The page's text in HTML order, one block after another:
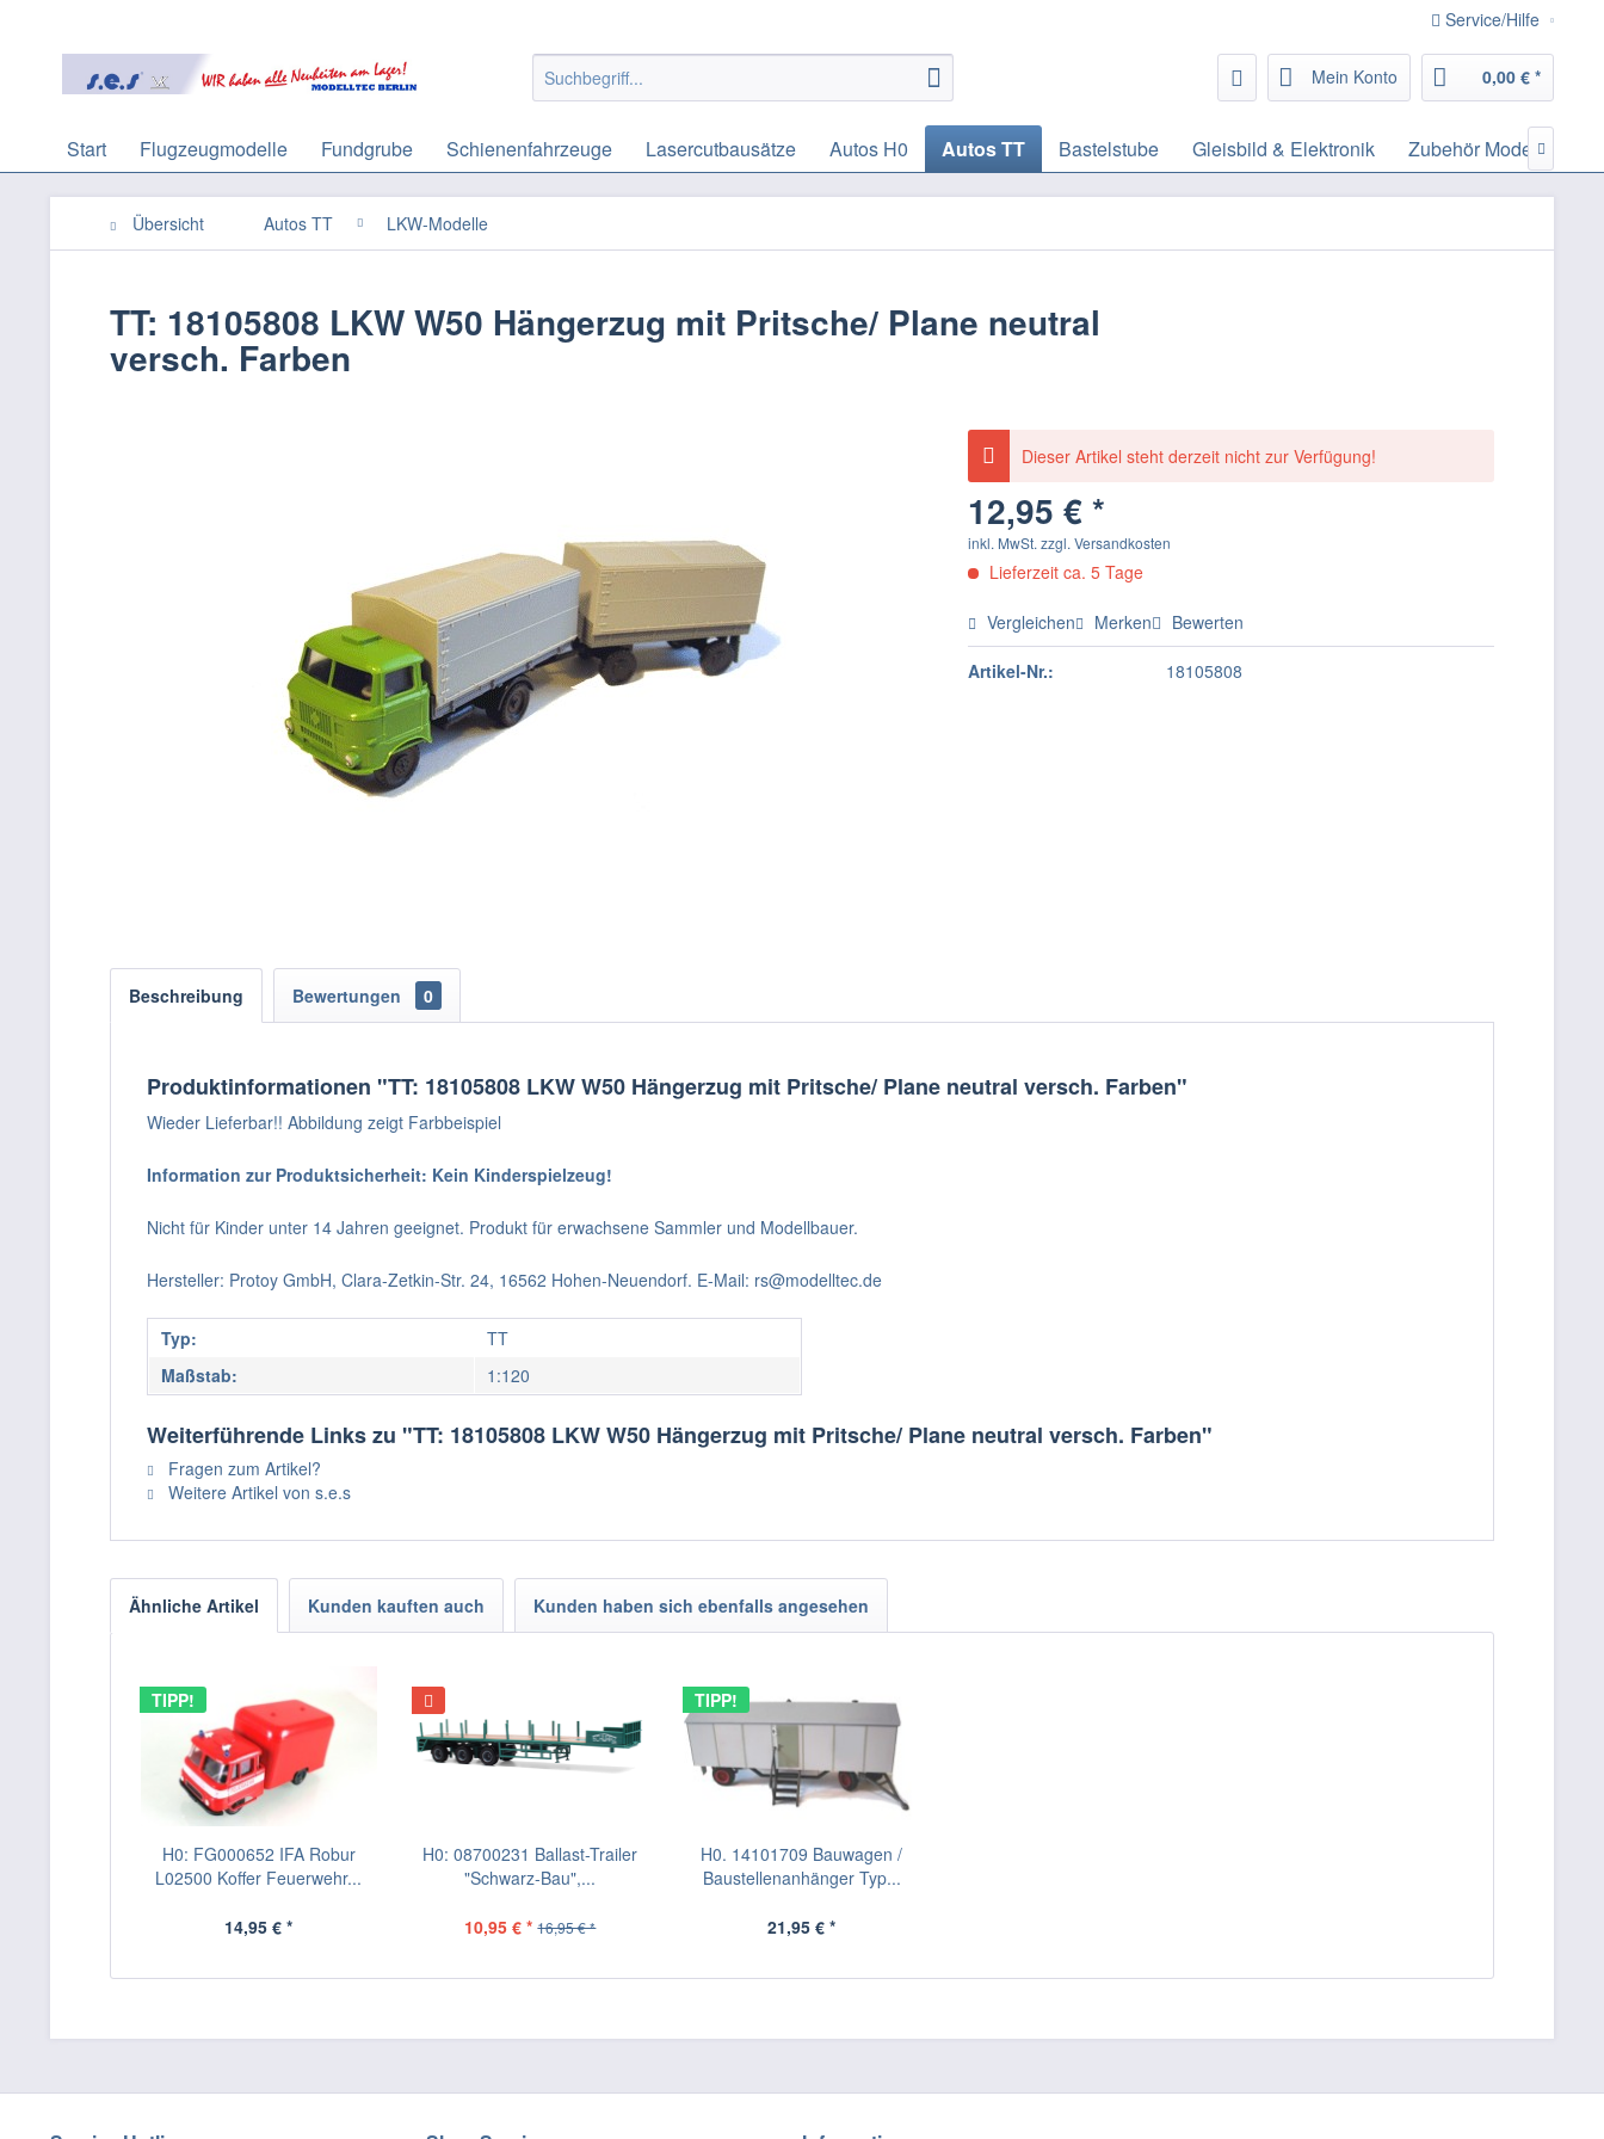
Service/Hilfe
Mein Konto 0,00 € *
Start Flugzeugmodelle Fundgrube Schienenfahrzeuge Lasercutbausätze Autos H0 Autos TT Bastelstube Gleisbild & Elektronik Zubehör 
Übersicht Autos TT LKW-Modelle
TT: 18105808 LKW W50 Hängerzug mit Pritsche/ Plane neutral
versch. Farben
Dieser Artikel steht derzeit nicht zur Verfügung!
12,95 € *
inkl. MwSt.zzgl. Versandkosten
Lieferzeit ca. 5 Tage
Vergleichen Merken Bewerten
Artikel-Nr.: 18105808
Beschreibung Bewertungen 0
Produktinformationen "TT: 18105808 LKW W50 Hängerzug mit Pritsche/ Plane neutral versch. Farben"
Wieder Lieferbar!! Abbildung zeigt Farbbeispiel
Information zur Produktsicherheit: Kein Kinderspielzeug!
Nicht für Kinder unter 14 Jahren geeignet. Produkt für erwachsene Sammler und Modellbauer.
Hersteller: Protoy GmbH, Clara-Zetkin-Str. 24, 16562 Hohen-Neuendorf. E-Mail: rs@modelltec.de
Typ:
TT
Maßstab:
1:120
Weiterführende Links zu "TT: 18105808 LKW W50 Hängerzug mit Pritsche/ Plane neutral versch. Farben"
Fragen zum Artikel?
Weitere Artikel von s.e.s
Ähnliche Artikel Kunden kauften auch Kunden haben sich ebenfalls angesehen
TIPP!
H0: FG000652 IFA Robur
L02500 Koffer Feuerwehr...
14,95 € *
H0: 08700231 Ballast-Trailer
"Schwarz-Bau",...
10,95 € * 16,95 € *
TIPP!
H0. 14101709 Bauwagen /
Baustellenanhänger Typ...
21,95 € *